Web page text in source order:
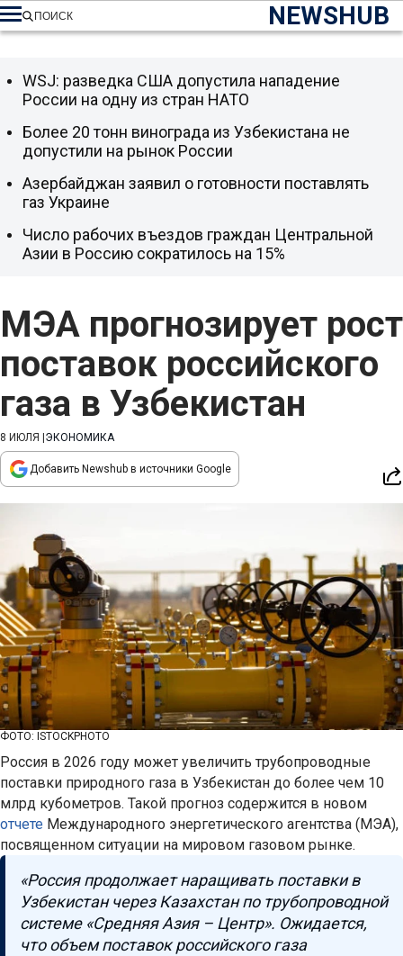
NEWSHUB
ПОИСК
МЭА прогнозирует рост
поставок российского
газа в Узбекистан
8 ИЮЛЯ ЭКОНОМИКА
Добавить Newshub в источники Google
ФОТО: ISTOCKPHOTO
Россия в 2026 году может увеличить трубопроводные
поставки природного газа в Узбекистан до более чем 10
млрд кубометров. Такой прогноз содержится в новом
отчете Международного энергетического агентства (МЭА),
посвященном ситуации на мировом газовом рынке.
«Россия продолжает наращивать поставки в
Узбекистан через Казахстан по трубопроводной
системе «Средняя Азия – Центр». Ожидается,
что объем поставок российского газа
WSJ: разведка США допустила нападение
России на одну из стран НАТО
Более 20 тонн винограда из Узбекистана не
допустили на рынок России
Азербайджан заявил о готовности поставлять
газ Украине
Число рабочих въездов граждан Центральной
Азии в Россию сократилось на 15%